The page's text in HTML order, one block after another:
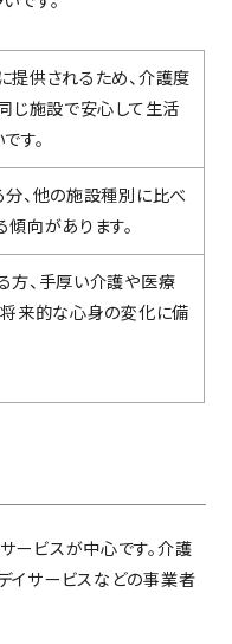
提供されるため、介護度
じ施設で安心して生活
す。
、他の施設種別に比べ
向があります。
方、手厚い介護や医療
来的な心身の変化に備
ービスが中心です。介護
イサービスなどの事業者